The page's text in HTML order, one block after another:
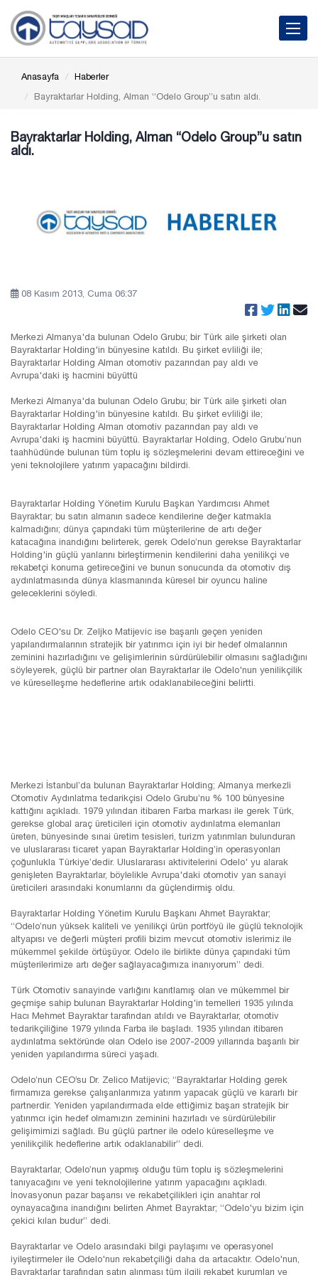
Toggle
Anasayfa
Haberler
Bayraktarlar Holding, Alman “Odelo Group”u satın aldı.
Bayraktarlar Holding, Alman “Odelo Group”u satın
aldı.
08 Kasım 2013, Cuma 06:37
Merkezi Almanya'da bulunan Odelo Grubu; bir Türk aile şirketi olan
Bayraktarlar Holding'in bünyesine katıldı. Bu şirket evliliği ile;
Bayraktarlar Holding Alman otomotiv pazarından pay aldı ve
Avrupa'daki iş hacmini büyüttü
Merkezi Almanya'da bulunan Odelo Grubu; bir Türk aile şirketi olan
Bayraktarlar Holding'in bünyesine katıldı. Bu şirket evliliği ile;
Bayraktarlar Holding Alman otomotiv pazarından pay aldı ve
Avrupa'daki iş hacmini büyüttü. Bayraktarlar Holding, Odelo Grubu’nun
taahhüdünde bulunan tüm toplu iş sözleşmelerini devam ettireceğini ve
yeni teknolojilere yatırım yapacağını bildirdi.
Bayraktarlar Holding Yönetim Kurulu Başkan Yardımcısı Ahmet
Bayraktar; bu satın almanın sadece kendilerine değer katmakla
kalmadığını; dünya çapındaki tüm müşterilerine de artı değer
katacağına inandığını belirterek, gerek Odelo’nun gerekse Bayraktarlar
Holding'in güçlü yanlarını birleştirmenin kendilerini daha yenilikçi ve
rekabetçi konuma getireceğini ve bunun sonucunda da otomotiv dış
aydınlatmasında dünya klasmanında küresel bir oyuncu haline
geleceklerini söyledi.
Odelo CEO'su Dr. Zeljko Matijevic ise başarılı geçen yeniden
yapılandırmalarının stratejik bir yatırımcı için iyi bir hedef olmalarının
zeminini hazırladığını ve gelişimlerinin sürdürülebilir olmasını sağladığını
söyleyerek, güçlü bir partner olan Bayraktarlar ile Odelo'nun yenilikçilik
ve küreselleşme hedeflerine artık odaklanabileceğini belirtti.
Merkezi İstanbul’da bulunan Bayraktarlar Holding; Almanya merkezli
Otomotiv Aydınlatma tedarikçisi Odelo Grubu’nu % 100 bünyesine
kattığını açıkladı. 1979 yılından itibaren Farba markası ile gerek Türk,
gerekse global araç üreticileri için otomotiv aydınlatma elemanları
üreten, bünyesinde sınai üretim tesisleri, turizm yatırımları bulunduran
ve uluslararası ticaret yapan Bayraktarlar Holding’in operasyonları
çoğunlukla Türkiye’dedir. Uluslararası aktivitelerini Odelo' yu alarak
genişleten Bayraktarlar, böylelikle Avrupa'daki otomotiv yan sanayi
üreticileri arasındaki konumlarını da güçlendirmiş oldu.
Bayraktarlar Holding Yönetim Kurulu Başkanı Ahmet Bayraktar;
“Odelo’nun yüksek kaliteli ve yenilikçi ürün portföyü ile güçlü teknolojik
altyapısı ve değerli müşteri profili bizim mevcut otomotiv islerimiz ile
mükemmel şekilde örtüşüyor. Odelo ile birlikte dünya çapındaki tüm
müşterilerimize artı değer sağlayacağımıza inanıyorum” dedi.
Türk Otomotiv sanayinde varlığını kanıtlamış olan ve mükemmel bir
geçmişe sahip bulunan Bayraktarlar Holding'in temelleri 1935 yılında
Hacı Mehmet Bayraktar tarafından atıldı ve Bayraktarlar, otomotiv
tedarikçiliğine 1979 yılında Farba ile başladı. 1935 yılından itibaren
aydınlatma sektöründe olan Odelo ise 2007-2009 yıllarında başarılı bir
yeniden yapılandırma süreci yaşadı.
Odelo’nun CEO’su Dr. Zelico Matijevic; “Bayraktarlar Holding gerek
firmamıza gerekse çalışanlarımıza yatırım yapacak güçlü ve kararlı bir
partnerdir. Yeniden yapılandırmada elde ettiğimiz başarı stratejik bir
yatırımcı için hedef olmamızın zeminini hazırladı ve sürdürülebilir
gelişimimizi sağladı. Bu güçlü partner ile odelo küreselleşme ve
yenilikçilik hedeflerine artık odaklanabilir” dedi.
Bayraktarlar, Odelo’nun yapmış olduğu tüm toplu iş sözleşmelerini
tanıyacağını ve yeni teknolojilerine yatırım yapacağını açıkladı.
İnovasyonun pazar başarısı ve rekabetçilikleri için anahtar rol
oynayacağına inandığını belirten Ahmet Bayraktar; “Odelo'yu bizim için
çekici kılan budur” dedi.
Bayraktarlar ve Odelo arasındaki bilgi paylaşımı ve operasyonel
iyileştirmeler ile Odelo'nun rekabetçiliği daha da artacaktır. Odelo'nun,
Bayraktarlar tarafından satın alınması tüm ilgili rekabet kurumları ve